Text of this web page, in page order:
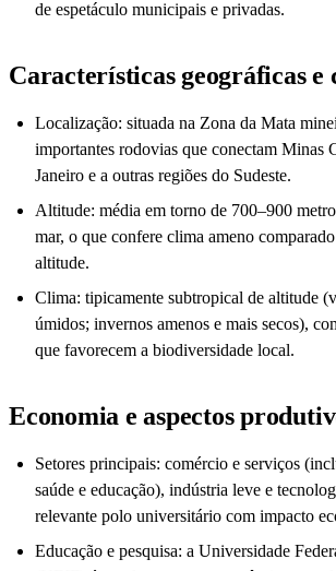
de espetáculo municipais e privadas.
Características geográficas e
Localização: situada na Zona da Mata
importantes rodovias que conectam Minas
Janeiro e a outras regiões do Sudeste.
Altitude: média em torno de 700–900
mar, o que confere clima ameno
altitude.
Clima: tipicamente subtropical de altitude
úmidos; invernos amenos e mais secos),
que favorecem a biodiversidade local.
Economia e aspectos
Setores principais: comércio e serviços
saúde e educação), indústria leve e
relevante polo universitário com impacto
Educação e pesquisa: a Universidade